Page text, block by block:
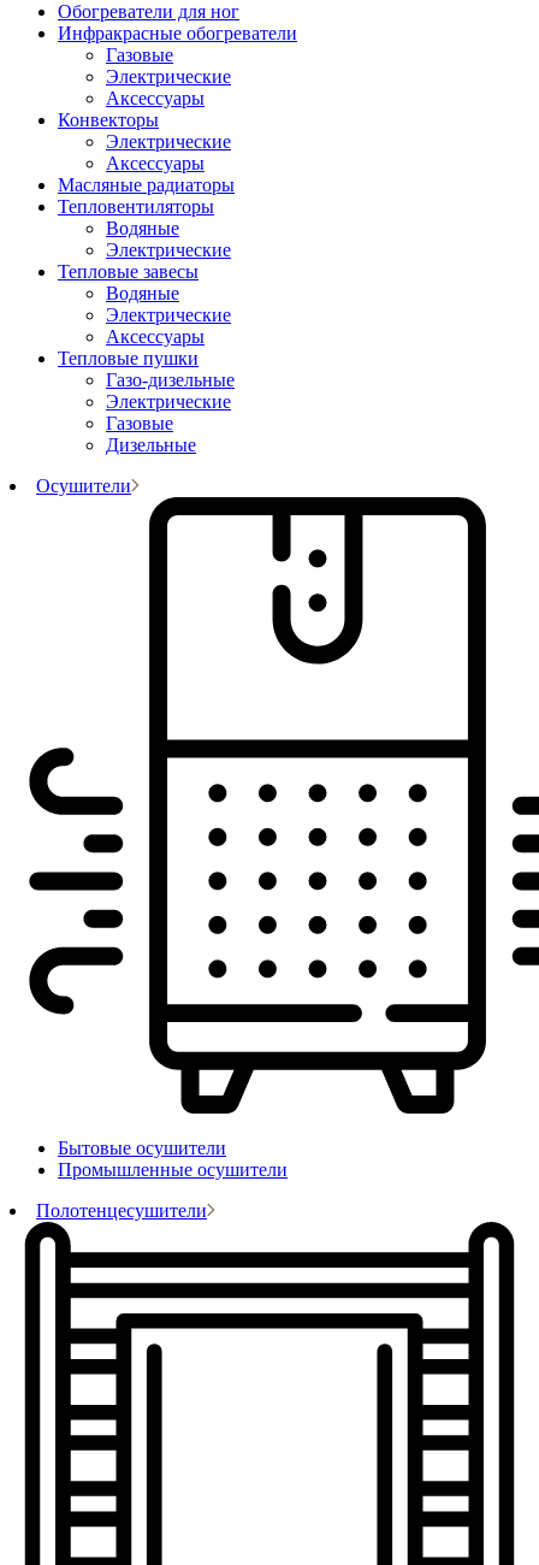
Обогреватели для ног
Инфракрасные обогреватели
Газовые
Электрические
Аксессуары
Конвекторы
Электрические
Аксессуары
Масляные радиаторы
Тепловентиляторы
Водяные
Электрические
Тепловые завесы
Водяные
Электрические
Аксессуары
Тепловые пушки
Газо-дизельные
Электрические
Газовые
Дизельные
Осушители
Бытовые осушители
Промышленные осушители
Полотенцесушители